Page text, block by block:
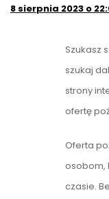
8 sierpnia 2023 o
Szukasz
szukaj
strony
ofertę
Oferta
osobom,
czasie.